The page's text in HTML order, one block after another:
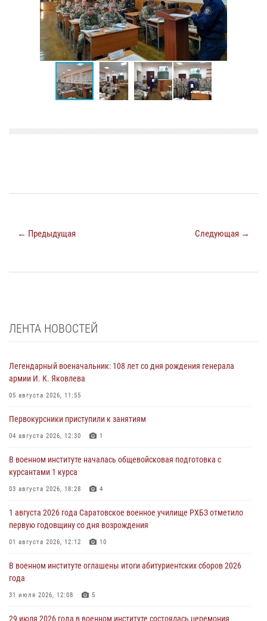
← Предыдущая Следующая →
ЛЕНТА НОВОСТЕЙ
Легендарный военачальник: 108 лет со дня рождения генерала
армии И. К. Яковлева
05 августа 2026, 11:55
Первокурсники приступили к занятиям
04 августа 2026, 12:30 1
В военном институте началась общевойсковая подготовка с
курсантами 1 курса
03 августа 2026, 18:28 4
1 августа 2026 года Саратовское военное училище РХБЗ отметило
первую годовщину со дня возрождения
01 августа 2026, 12:12 10
В военном институте оглашены итоги абитуриентских сборов 2026
года
31 июля 2026, 12:08 5
29 июля 2026 года в военном институте состоялась церемония